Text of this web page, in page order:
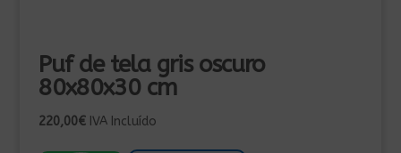
Puf de tela gris oscuro
80x80x30 cm
220,00€ IVA Incluído